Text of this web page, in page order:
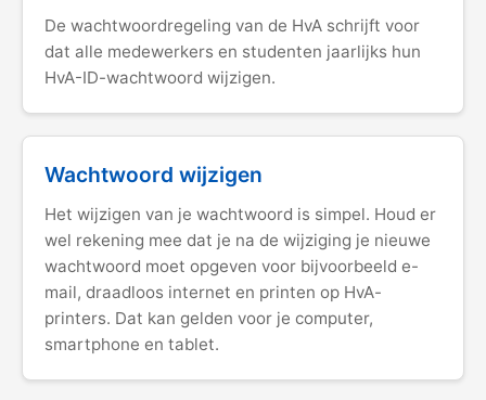
De wachtwoordregeling van de HvA schrijft voor
dat alle medewerkers en studenten jaarlijks hun
HvA-ID-wachtwoord wijzigen.
Wachtwoord wijzigen
Het wijzigen van je wachtwoord is simpel. Houd er
wel rekening mee dat je na de wijziging je nieuwe
wachtwoord moet opgeven voor bijvoorbeeld e-
mail, draadloos internet en printen op HvA-
printers. Dat kan gelden voor je computer,
smartphone en tablet.